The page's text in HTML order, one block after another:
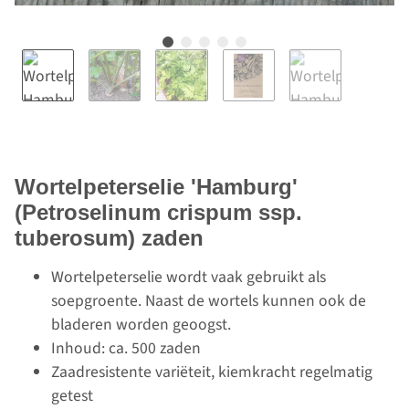
Wortelpeterselie 'Hamburg'
(Petroselinum crispum ssp.
tuberosum) zaden
Wortelpeterselie wordt vaak gebruikt als
soepgroente. Naast de wortels kunnen ook de
bladeren worden geoogst.
Inhoud: ca. 500 zaden
Zaadresistente variëteit, kiemkracht regelmatig
getest